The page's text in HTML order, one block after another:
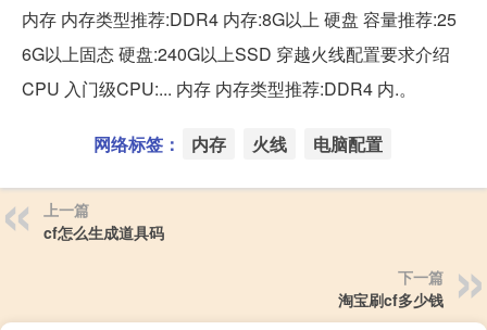
内存 内存类型推荐:DDR4 内存:8G以上 硬盘 容量推荐:25
6G以上固态 硬盘:240G以上SSD 穿越火线配置要求介绍
CPU 入门级CPU:... 内存 内存类型推荐:DDR4 内.。
网络标签： 内存 火线 电脑配置
上一篇
cf怎么生成道具码
下一篇
淘宝刷cf多少钱